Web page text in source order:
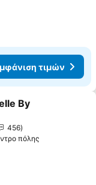
τιμών
αγαπημένα
By
456
πόλης